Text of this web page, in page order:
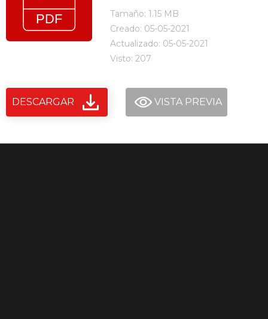
Tamaño: 1.15 MB
Creado: 05-05-2021
Actualizado: 05-05-2021
Visto: 207
DESCARGAR VISTA PREVIA